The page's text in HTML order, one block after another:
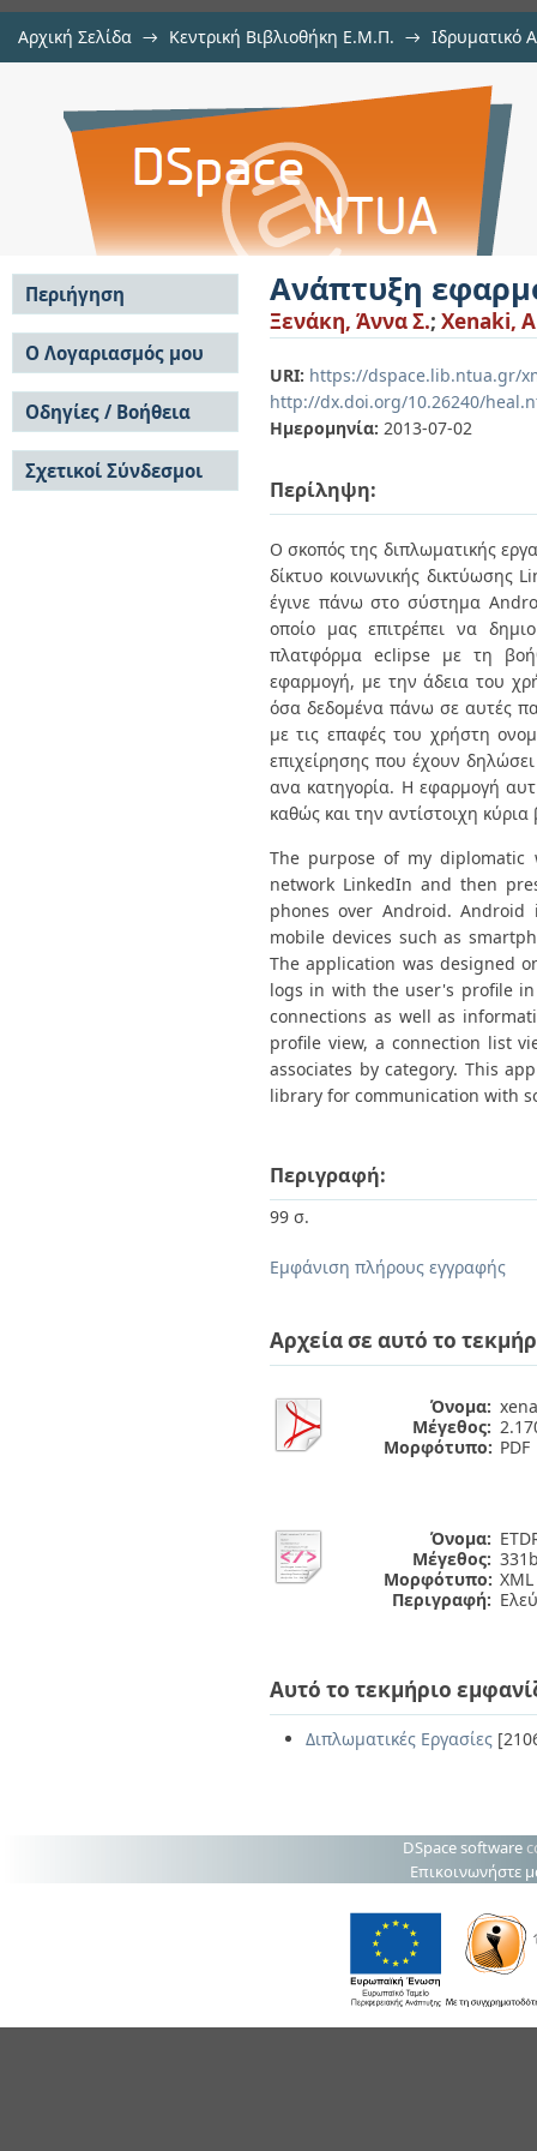
Αρχική Σελίδα → Κεντρική Βιβλιοθήκη Ε.Μ.Π. → Ιδρυματικό
Ανάπτυξη εφαρμογής
Ανάπτυξη
Ξενάκη, Άννα Σ.; Xenaki,
URI: https://dspace.lib.ntua.gr/
http://dx.doi.org/10.26240/
Ημερομηνία: 2013-07-02
Περίληψη:
Ο σκοπός της διπλωματικής
δίκτυο κοινωνικής δικτύωσης
έγινε πάνω στο σύστημα
οποίο μας επιτρέπει να
πλατφόρμα eclipse με τη
εφαρμογή, με την άδεια του
όσα δεδομένα πάνω σε αυτές
με τις επαφές του χρήστη
επιχείρησης που έχουν
ανα κατηγορία. Η εφαρμογή
καθώς και την αντίστοιχη
The purpose of my
network LinkedIn and then
phones over Android.
mobile devices such as
The application was designed
logs in with the user's profile
connections as well as
profile view, a connection list
associates by category. This
library for communication with
Περιγραφή:
99 σ.
Εμφάνιση πλήρους εγγραφής
Αρχεία σε αυτό το
Όνομα:
Μέγεθος:
Μορφότυπο: PDF
Όνομα:
Μέγεθος:
Μορφότυπο: XML
Περιγραφή:
Αυτό το τεκμήριο
Διπλωματικές Εργασίες
Περιήγηση
Σε όλο το DSpace
Κοινότητες & Συλλογές
Ανά Ημερομηνία
Έκδοσης
Συγγραφείς
Τίτλοι
Θέματα
Ο Λογαριασμός μου
Σύνδεση
Εγγραφή
Οδηγίες / Βοήθεια
Οδηγίες Υποβολής
Οδηγίες Χρήσης ΙΑ
Συχνές Ερωτήσεις
Σχετικοί Σύνδεσμοι
DSpace software
Επικοινωνήστε